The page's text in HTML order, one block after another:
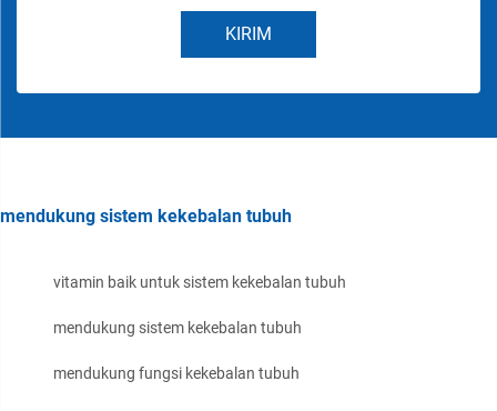
KIRIM
mendukung sistem kekebalan tubuh
vitamin baik untuk sistem kekebalan tubuh
mendukung sistem kekebalan tubuh
mendukung fungsi kekebalan tubuh